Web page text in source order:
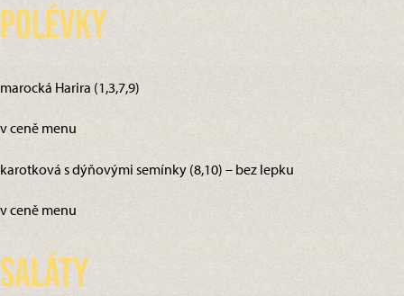
Polévky
marocká Harira (1,3,7,9)
v ceně menu
karotková s dýňovými semínky (8,10) – bez lepku
v ceně menu
Saláty